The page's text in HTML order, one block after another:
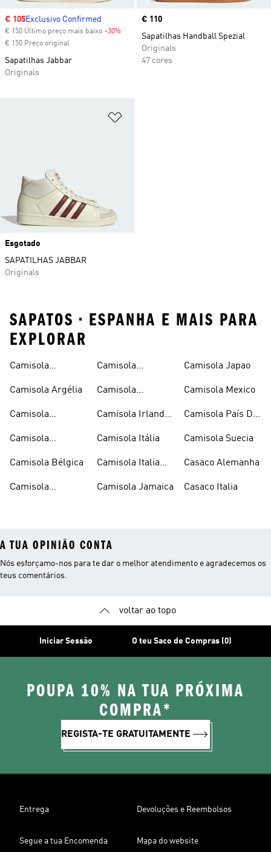
Sale price
€ 105Exclusivo Confirmed
€ 150 Último preço mais baixo -30% Discount
€ 150 Preço original
Sapatilhas Jabbar
Originals
Price
€ 110
Sapatilhas Handball Spezial
Originals
47 cores
Esgotado
SAPATILHAS JABBAR
Originals
SAPATOS • ESPANHA E MAIS PARA
EXPLORAR
Camisola
Camisola Argélia
Camisola
Camisola
Camisola Bélgica
Camisola
Camisola
Camisola
Camisola Irlanda
Camisola Itália
Camisola Italia
Camisola Jamaica
Camisola Japao
Camisola Mexico
Camisola País De
Camisola Suecia
Casaco Alemanha
Casaco Italia
A TUA OPINIÃO CONTA
Nós esforçamo-nos para te dar o melhor atendimento e agradecemos os
teus comentários.
voltar ao topo
Iniciar Sessão O teu Saco de Compras (0)
POUPA 10% NA TUA PRÓXIMA
COMPRA*
REGISTA-TE GRATUITAMENTE
Entrega Devoluções e Reembolsos
Segue a tua Encomenda Mapa do website